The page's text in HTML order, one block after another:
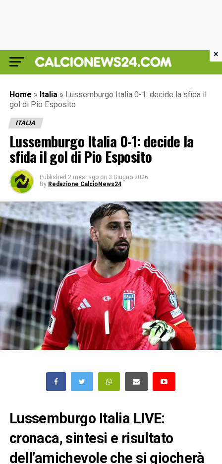
Home » Italia » Lussemburgo Italia 0-1: decide la sfida il
gol di Pio Esposito
ITALIA
Lussemburgo Italia 0-1: decide la
sfida il gol di Pio Esposito
Published 2 mesi ago on 3 Giugno 2026
By Redazione CalcioNews24
Lussemburgo Italia LIVE:
cronaca, sintesi e risultato
dell’amichevole che si giocherà
×